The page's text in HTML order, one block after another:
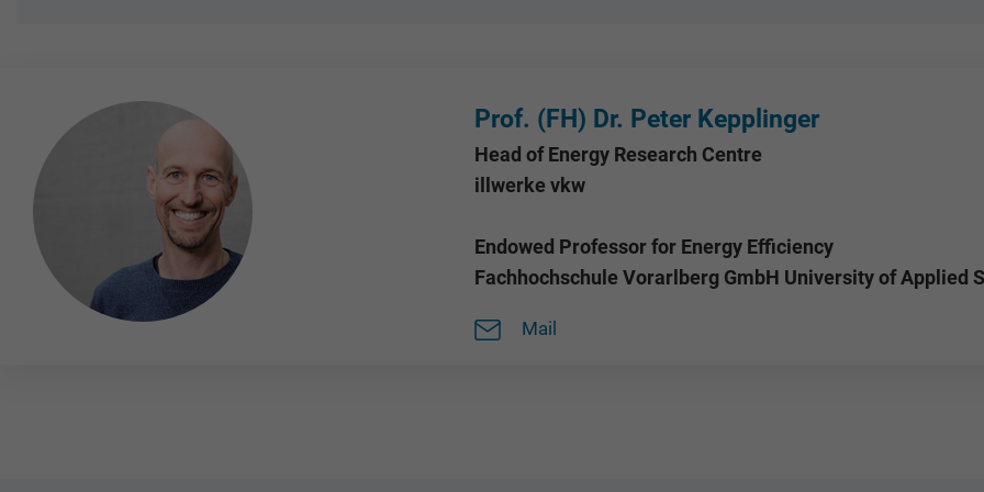
Prof. (FH) Dr. Peter Kepplinger
Head of Energy Research Centre
illwerke vkw
Endowed Professor for Energy Efficiency
Fachhochschule Vorarlberg GmbH University of Applied
Mail